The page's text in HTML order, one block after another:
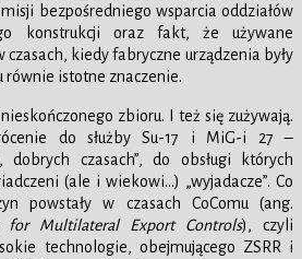
bezpośredniego wsparcia oddziałów
konstrukcji oraz fakt, że używane
kiedy fabryczne urządzenia były
równie istotne znaczenie.
zbioru. I też się zużywają.
do służby Su-17 i MiG-i 27 –
dobrych czasach”, do obsługi których
(ale i wiekowi…) „wyjadacze”. Co
powstały w czasach CoComu (ang.
for Multilateral Export Controls), czyli
technologie, obejmującego ZSRR i